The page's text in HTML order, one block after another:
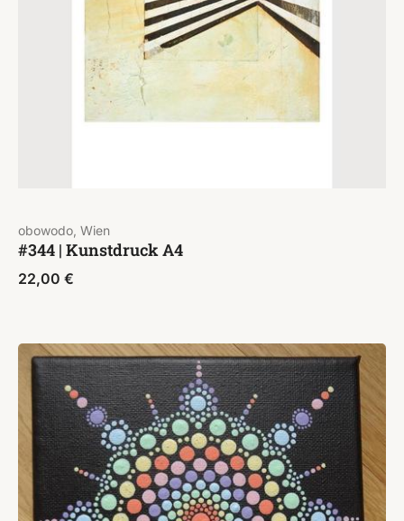
obowodo, Wien
#344 | Kunstdruck A4
22,00 €